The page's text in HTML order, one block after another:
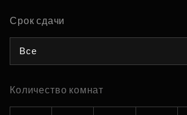
Срок сдачи
Все
Количество комнат